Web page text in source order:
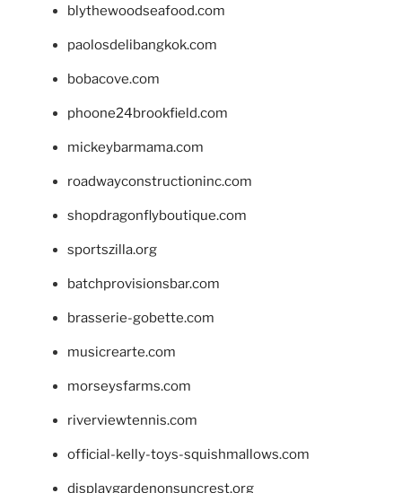
blythewoodseafood.com
paolosdelibangkok.com
bobacove.com
phoone24brookfield.com
mickeybarmama.com
roadwayconstructioninc.com
shopdragonflyboutique.com
sportszilla.org
batchprovisionsbar.com
brasserie-gobette.com
musicrearte.com
morseysfarms.com
riverviewtennis.com
official-kelly-toys-squishmallows.com
displaygardenonsuncrest.org